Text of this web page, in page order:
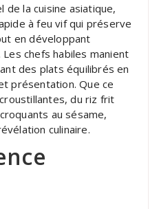
de la cuisine asiatique,
à feu vif qui préserve
en développant
chefs habiles manient
des plats équilibrés en
présentation. Que ce
du riz frit
au sésame,
culinaire.